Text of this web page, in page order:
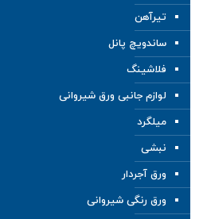
تیرآهن
ساندویچ پانل
فلاشینگ
لوازم جانبی ورق شیروانی
میلگرد
نبشی
ورق آجردار
ورق رنگی شیروانی